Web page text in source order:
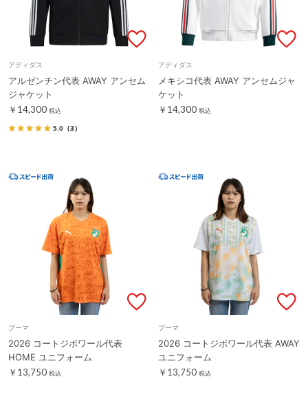
アディダス
アルゼンチン代表 AWAY アンセム
ジャケット
￥14,300 税込
5.0 （3）
アディダス
メキシコ代表 AWAY アンセムジャ
ケット
￥14,300 税込
プーマ
2026 コートジボワール代表
HOME ユニフォーム
￥13,750 税込
プーマ
2026 コートジボワール代表 AWAY
ユニフォーム
￥13,750 税込